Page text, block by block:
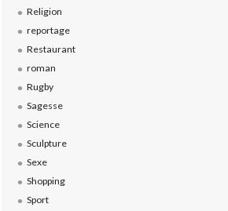
Religion
reportage
Restaurant
roman
Rugby
Sagesse
Science
Sculpture
Sexe
Shopping
Sport